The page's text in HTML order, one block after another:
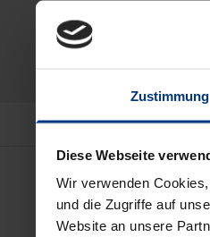
Zustimmung
Diese Webseite
Wir verwenden
und die Zugriffe auf
Website an unsere